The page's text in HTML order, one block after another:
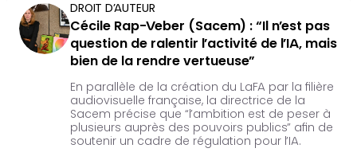
DROIT D’AUTEUR
Cécile Rap-Veber (Sacem) : “Il n’est pas
question de ralentir l’activité de l’IA, mais
bien de la rendre vertueuse”
En parallèle de la création du LaFA par la filière
audiovisuelle française, la directrice de la
Sacem précise que “l’ambition est de peser à
plusieurs auprès des pouvoirs publics” afin de
soutenir un cadre de régulation pour l’IA.